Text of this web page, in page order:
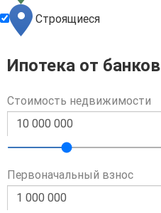
Строящиеся
Ипотека от банков
Стоимость недвижимости
Первоначальный взнос